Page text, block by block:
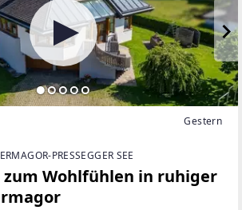
Gestern
PRESSEGGER SEE
zum Wohlfühlen in ruhiger